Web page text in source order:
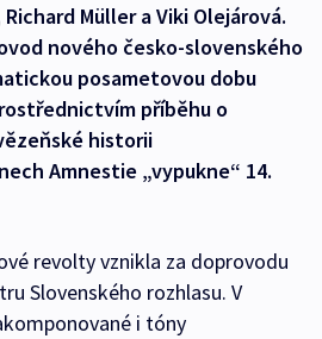
Müller a Viki Olejárová.
nového česko-slovenského
posametovou dobu
příběhu o
historii
Amnestie „vypukne“ 14.
revolty vznikla za doprovodu
Slovenského rozhlasu. V
i tóny